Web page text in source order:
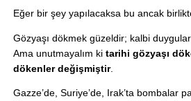
Eğer bir şey yapılacaksa bu ancak
Gözyaşı dökmek güzeldir; kalbi
Ama unutmayalım ki tarihi gözyaşı
dökenler değişmiştir.
Gazze’de, Suriye’de, Irak’ta bombalar